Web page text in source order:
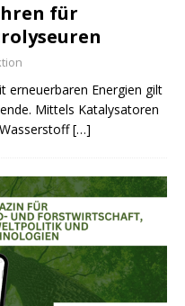
für
erneuerbaren Energien gilt
Mittels Katalysatoren
[…]